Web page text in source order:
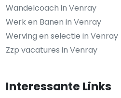
Wandelcoach in Venray
Werk en Banen in Venray
Werving en selectie in Venray
Zzp vacatures in Venray
Interessante Links